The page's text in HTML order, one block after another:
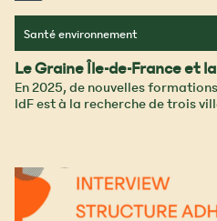
Santé environnement
Le Graine Île-de-France et
En 2025, de nouvelles
IdF est à la recherche de trois